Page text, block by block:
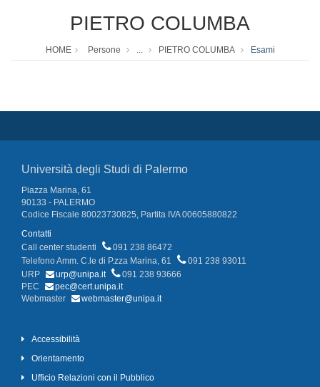
PIETRO COLUMBA
HOME Persone ... PIETRO COLUMBA Esami
Università degli Studi di Palermo
Piazza Marina, 61
90133 - PALERMO
Codice Fiscale 80023730825, Partita IVA 00605880822
Contatti
Call center studenti
091 238 86472
Telefono Amm. C.le di P.zza Marina, 61
091 238 93011
URP
urp@unipa.it
091 238 93666
PEC
pec@cert.unipa.it
Webmaster
webmaster@unipa.it
Accessibilità
Orientamento
Ufficio Relazioni con il Pubblico